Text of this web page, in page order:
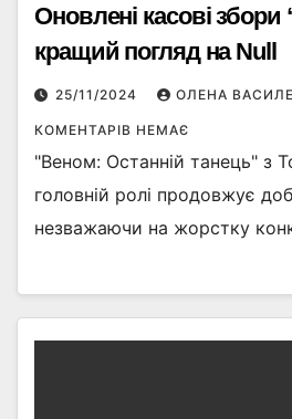
Оновлені касові збори
кращий погляд на Null
25/11/2024 ОЛЕНА
КОМЕНТАРІВ НЕМАЄ
"Веном: Останній танець" з
головній ролі продовжує
незважаючи на жорстку